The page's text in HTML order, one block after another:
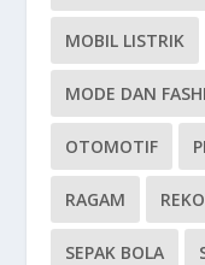
MOBIL LISTRIK
MODE DAN
OTOMOTIF
RAGAM
SEPAK BOLA